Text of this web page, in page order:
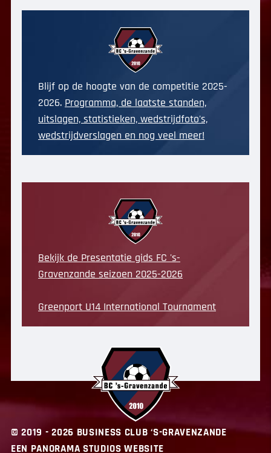
Blijf op de hoogte van de competitie 2025-
2026. Programma, de laatste standen,
uitslagen, statistieken, wedstrijdfoto's,
wedstrijdverslagen en nog veel meer!
Bekijk de Presentatie gids FC 's-
Gravenzande seizoen 2025-2026
Greenport U14 International Tournament
© 2019 - 2026 BUSINESS CLUB ‘S-GRAVENZANDE
EEN PANORAMA STUDIOS WEBSITE